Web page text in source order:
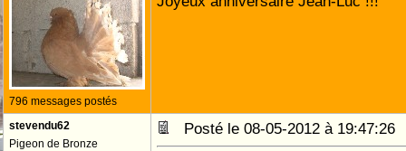
796 messages postés
stevendu62
Pigeon de Bronze
Posté le 08-05-2012 à